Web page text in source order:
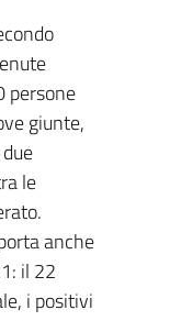
persone
giunte,
le
anche
il 22
i positivi